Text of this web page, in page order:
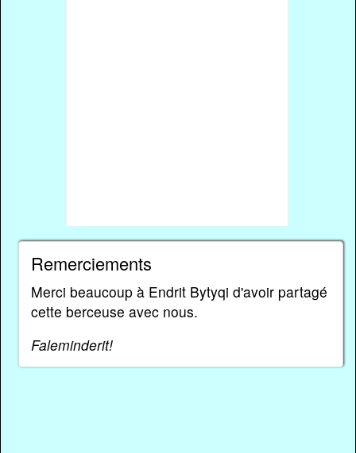
Remerciements
Merci beaucoup à Endrit Bytyqi d'avoir partagé
cette berceuse avec nous.
Faleminderit!